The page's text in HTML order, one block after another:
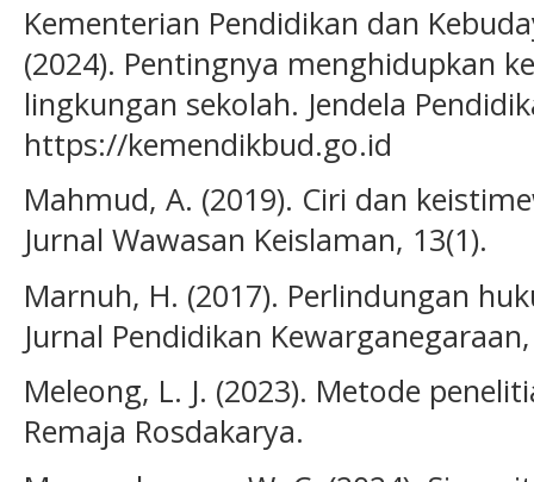
Kementerian Pendidikan dan
(2024). Pentingnya menghidupkan
lingkungan sekolah. Jendela
https://kemendikbud.go.id
Mahmud, A. (2019). Ciri dan
Jurnal Wawasan Keislaman, 13(1).
Marnuh, H. (2017). Perlindungan
Jurnal Pendidikan
Meleong, L. J. (2023). Metode
Remaja Rosdakarya.